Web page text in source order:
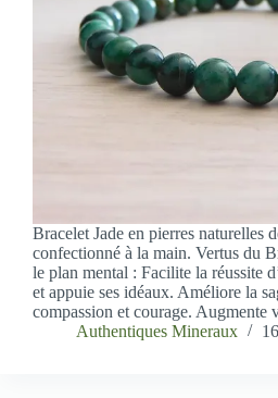
Bracelet Jade en pierres naturelles
confectionné à la main. Vertus du
le plan mental : Facilite la réussite
et appuie ses idéaux. Améliore la
compassion et courage.
Authentiques Mineraux